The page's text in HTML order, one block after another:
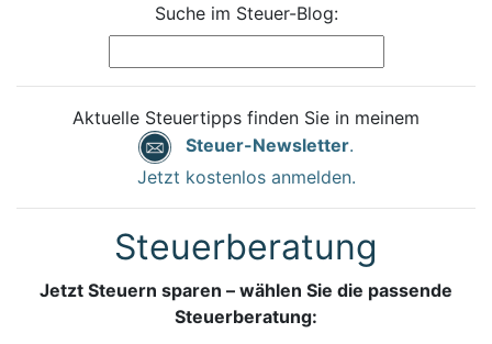
Suche im Steuer-Blog:
Aktuelle Steuertipps finden Sie in meinem
Steuer-Newsletter.
Jetzt kostenlos anmelden.
Steuerberatung
Jetzt Steuern sparen – wählen Sie die passende
Steuerberatung: